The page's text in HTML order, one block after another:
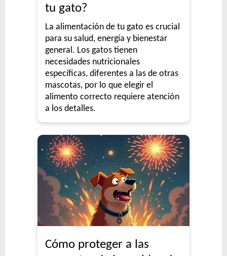
tu gato?
La alimentación de tu gato es crucial
para su salud, energía y bienestar
general. Los gatos tienen
necesidades nutricionales
específicas, diferentes a las de otras
mascotas, por lo que elegir el
alimento correcto requiere atención
a los detalles.
Cómo proteger a las